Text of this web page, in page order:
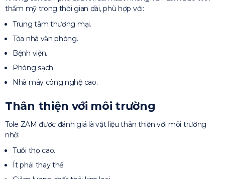
thẩm mỹ trong thời gian dài, phù hợp với:
Trung tâm thương mại.
Tòa nhà văn phòng.
Bệnh viện.
Phòng sạch.
Nhà máy công nghệ cao.
Thân thiện với môi trường
Tole ZAM được đánh giá là vật liệu thân thiện với môi trường
nhờ:
Tuổi thọ cao.
Ít phải thay thế.